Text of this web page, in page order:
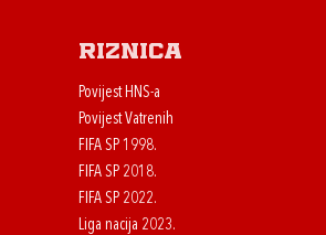
Riznica
Povijest HNS-a
Povijest Vatrenih
FIFA SP 1998.
FIFA SP 2018.
FIFA SP 2022.
Liga nacija 2023.